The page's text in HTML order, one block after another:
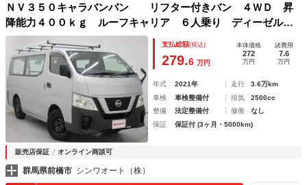
ＮＶ３５０キャラバンバン リフター付きバン ４ＷＤ 昇
降能力４００ｋｇ ルーフキャリア ６人乗り ディーゼルタ
ーボ 純正セキュリティアラーム 純正ラジオ ＡＵＸ ＥＴ
Ｃ 前席パワーウインドウ ドアバイザー キーレス
支払総額(税込)
279.6 万円
本体価格
272
万円
諸費用
7.6
万円
年式 2021年 走行
3.6万km
車検
車検整備付 排気
2500cc
整備
法定整備付 修復
なし
保証
保証付 (3ヶ月・5000km)
販売店保証 オンライン商談可
群馬県前橋市 シンワオート（株）